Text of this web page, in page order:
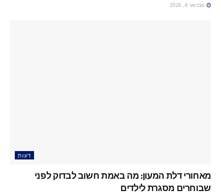
פברואר 4, 2026
דעות
מאחורי דלת המעון: מה באמת חשוב לבדוק לפני
שבוחרים מסגרת לילדים